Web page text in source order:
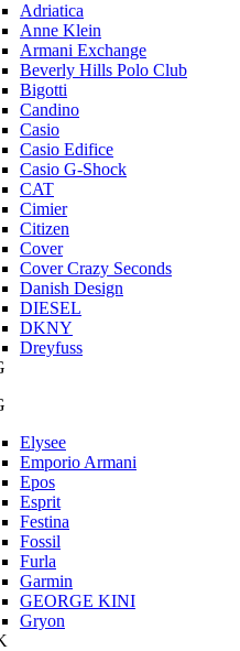
Adriatica
Anne Klein
Armani Exchange
Beverly Hills Polo Club
Bigotti
Candino
Casio
Casio Edifice
Casio G-Shock
CAT
Cimier
Citizen
Cover
Cover Crazy Seconds
Danish Design
DIESEL
DKNY
Dreyfuss
Elysee
Emporio Armani
Epos
Esprit
Festina
Fossil
Furla
Garmin
GEORGE KINI
Gryon